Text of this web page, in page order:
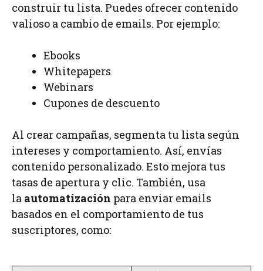
construir tu lista. Puedes ofrecer contenido
valioso a cambio de emails. Por ejemplo:
Ebooks
Whitepapers
Webinars
Cupones de descuento
Al crear campañas, segmenta tu lista según
intereses y comportamiento. Así, envías
contenido personalizado. Esto mejora tus
tasas de apertura y clic. También, usa
la automatización para enviar emails
basados en el comportamiento de tus
suscriptores, como: